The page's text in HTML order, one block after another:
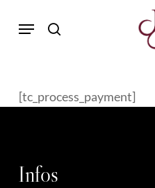
search
Menu
[tc_process_payment]
Infos